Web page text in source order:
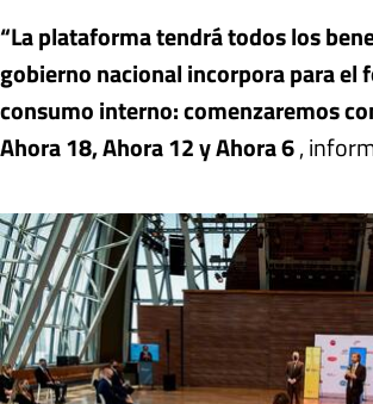
“La plataforma tendrá todos los
gobierno nacional incorpora para el
consumo interno: comenzaremos
Ahora 18, Ahora 12 y Ahora 6,